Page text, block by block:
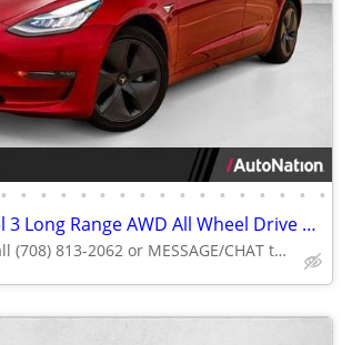
• • • • • • • • • • • • • • • • •
2019 Tesla Model 3 Long Range AWD All Wheel Drive Electric AUTONATION
Call (708) 813-2062 or MESSAGE/CHAT to confirm availability